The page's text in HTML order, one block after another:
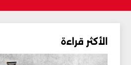
الأكثر قراءة